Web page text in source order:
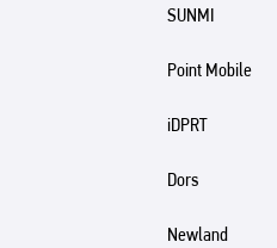
SUNMI
Point Mobile
iDPRT
Dors
Newland